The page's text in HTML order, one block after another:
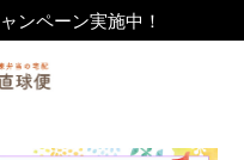
ンペーン実施中！